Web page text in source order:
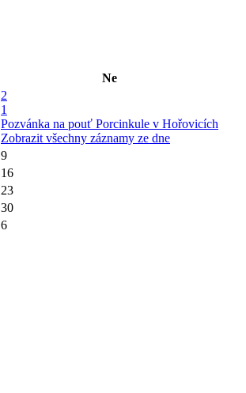
Ne
2
1
Pozvánka na pouť Porcinkule v Hořovicích
Zobrazit všechny záznamy ze dne
9
16
23
30
6